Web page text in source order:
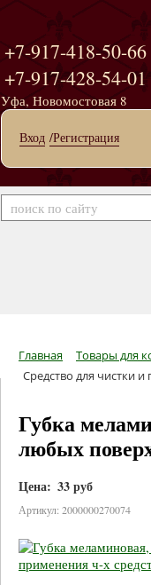
+7-917-418-50-66
+7-917-428-54-01
Уфа, Новомостовая 8
Вход /Регистрация
Главная Товары для
Средство для чистки и
Губка
любых
Цена: 33 руб
Артикул: 2000000270074